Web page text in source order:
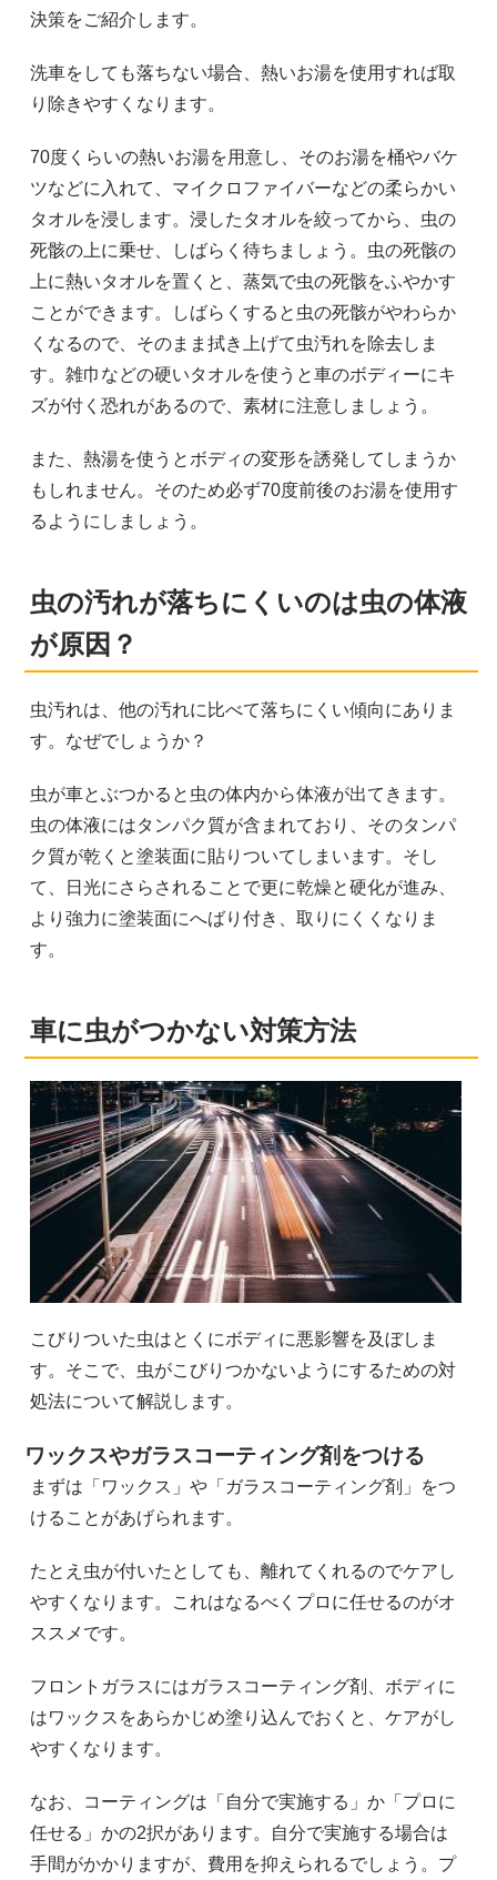
決策をご紹介します。
洗車をしても落ちない場合、熱いお湯を使用すれば取
り除きやすくなります。
70度くらいの熱いお湯を用意し、そのお湯を桶やバケ
ツなどに入れて、マイクロファイバーなどの柔らかい
タオルを浸します。浸したタオルを絞ってから、虫の
死骸の上に乗せ、しばらく待ちましょう。虫の死骸の
上に熱いタオルを置くと、蒸気で虫の死骸をふやかす
ことができます。しばらくすると虫の死骸がやわらか
くなるので、そのまま拭き上げて虫汚れを除去しま
す。雑巾などの硬いタオルを使うと車のボディーにキ
ズが付く恐れがあるので、素材に注意しましょう。
また、熱湯を使うとボディの変形を誘発してしまうか
もしれません。そのため必ず70度前後のお湯を使用す
るようにしましょう。
虫の汚れが落ちにくいのは虫の体液
が原因？
虫汚れは、他の汚れに比べて落ちにくい傾向にありま
す。なぜでしょうか？
虫が車とぶつかると虫の体内から体液が出てきます。
虫の体液にはタンパク質が含まれており、そのタンパ
ク質が乾くと塗装面に貼りついてしまいます。そし
て、日光にさらされることで更に乾燥と硬化が進み、
より強力に塗装面にへばり付き、取りにくくなりま
す。
車に虫がつかない対策方法
こびりついた虫はとくにボディに悪影響を及ぼしま
す。そこで、虫がこびりつかないようにするための対
処法について解説します。
ワックスやガラスコーティング剤をつける
まずは「ワックス」や「ガラスコーティング剤」をつ
けることがあげられます。
たとえ虫が付いたとしても、離れてくれるのでケアし
やすくなります。これはなるべくプロに任せるのがオ
ススメです。
フロントガラスにはガラスコーティング剤、ボディに
はワックスをあらかじめ塗り込んでおくと、ケアがし
やすくなります。
なお、コーティングは「自分で実施する」か「プロに
任せる」かの2択があります。自分で実施する場合は
手間がかかりますが、費用を抑えられるでしょう。プ